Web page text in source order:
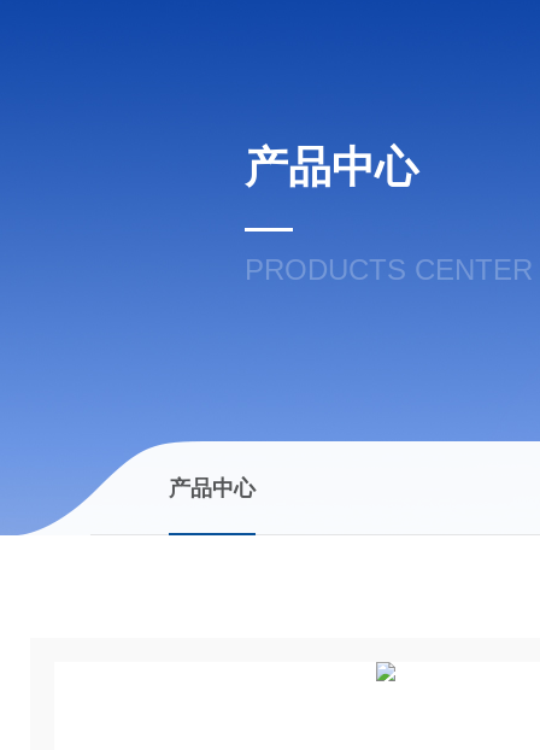
产品中心
PRODUCTS CENTER
产品中心